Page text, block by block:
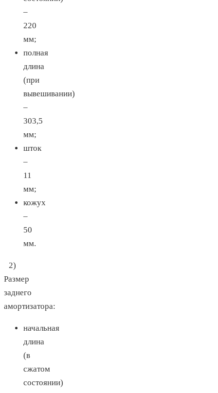
–
220
мм;
полная
длина
(при
вывешивании)
–
303,5
мм;
шток
–
11
мм;
кожух
–
50
мм.
2)
Размер
заднего
амортизатора:
начальная
длина
(в
сжатом
состоянии)